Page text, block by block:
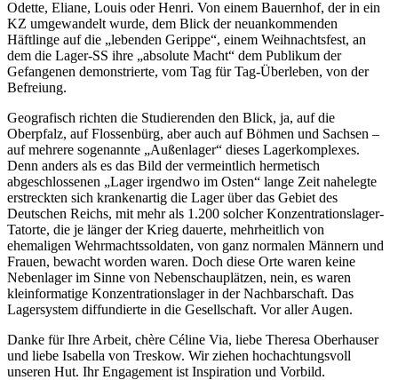
Odette, Eliane, Louis oder Henri. Von einem Bauernhof, der in ein
KZ umgewandelt wurde, dem Blick der neuankommenden
Häftlinge auf die „lebenden Gerippe“, einem Weihnachtsfest, an
dem die Lager-SS ihre „absolute Macht“ dem Publikum der
Gefangenen demonstrierte, vom Tag für Tag-Überleben, von der
Befreiung.
Geografisch richten die Studierenden den Blick, ja, auf die
Oberpfalz, auf Flossenbürg, aber auch auf Böhmen und Sachsen –
auf mehrere sogenannte „Außenlager“ dieses Lagerkomplexes.
Denn anders als es das Bild der vermeintlich hermetisch
abgeschlossenen „Lager irgendwo im Osten“ lange Zeit nahelegte
erstreckten sich krankenartig die Lager über das Gebiet des
Deutschen Reichs, mit mehr als 1.200 solcher Konzentrationslager-
Tatorte, die je länger der Krieg dauerte, mehrheitlich von
ehemaligen Wehrmachtssoldaten, von ganz normalen Männern und
Frauen, bewacht worden waren. Doch diese Orte waren keine
Nebenlager im Sinne von Nebenschauplätzen, nein, es waren
kleinformatige Konzentrationslager in der Nachbarschaft. Das
Lagersystem diffundierte in die Gesellschaft. Vor aller Augen.
Danke für Ihre Arbeit, chère Céline Via, liebe Theresa Oberhauser
und liebe Isabella von Treskow. Wir ziehen hochachtungsvoll
unseren Hut. Ihr Engagement ist Inspiration und Vorbild.